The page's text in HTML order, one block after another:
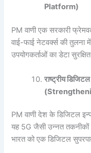
Platform)
PM वाणी एक सरकारी
वाई-फाई नेटवर्क्स की तुलना
उपयोगकर्ताओं का डेटा
राष्ट्रीय
PM वाणी देश के डिजिटल
यह 5G जैसी उन्नत
भारत को एक डिजिटल